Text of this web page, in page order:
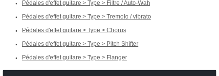
Pédales d'effet guitare > Type > Filtre / Auto-Wah
Pédales d'effet guitare > Type > Tremolo / vibrato
Pédales d'effet guitare > Type > Chorus
Pédales d'effet guitare > Type > Pitch Shifter
Pédales d'effet guitare > Type > Flanger